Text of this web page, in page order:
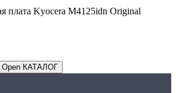
Open КАТАЛОГ